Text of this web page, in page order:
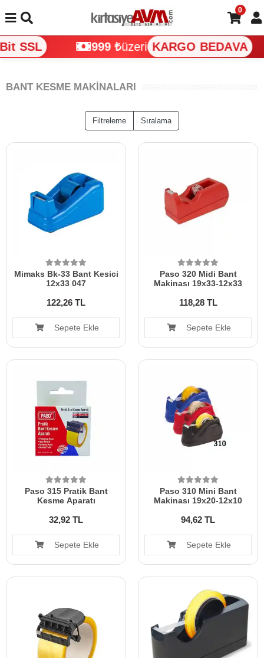
SSL 999 ₺üzeri KARGO BEDAVA
0
BANT KESME MAKİNALARI
Filtreleme Sıralama
Mimaks Bk-33 Bant Kesici
12x33 047
122,26 TL
Sepete Ekle
Paso 320 Midi Bant
Makinası 19x33-12x33
118,28 TL
Sepete Ekle
Paso 315 Pratik Bant
Kesme Aparatı
32,92 TL
Sepete Ekle
Paso 310 Mini Bant
Makinası 19x20-12x10
94,62 TL
Sepete Ekle